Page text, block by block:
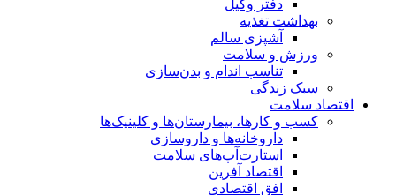
دفتر وکیل
بهداشت تغذیه
آشپزی سالم
ورزش و سلامت
تناسب اندام و بدن‌سازی
سبک زندگی
اقتصاد سلامت
کسب و کارها، بیمارستان‌ها و کلینیک‌ها
داروخانه‌ها و داروسازی
استارت‌آپ‌های سلامت
اقتصاد آفرین
افق اقتصادی